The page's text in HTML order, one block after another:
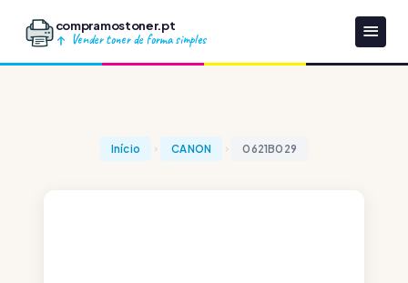
compramostoner.pt
Vender toner de forma simples
Início CANON 0621B029